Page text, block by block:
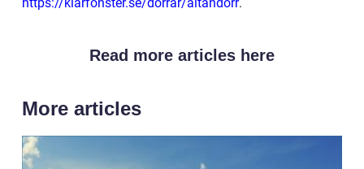
Read more articles here
More articles